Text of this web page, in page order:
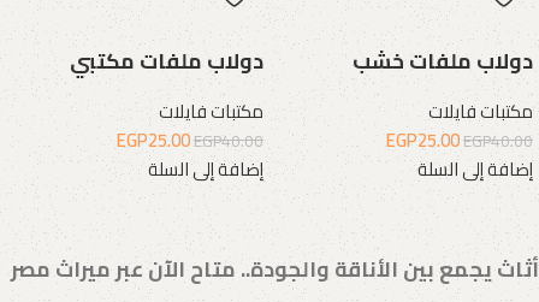
دولاب ملفات خشب
مكتبات فايلات
EGP40.00
EGP25.00
إضافة إلى السلة
دولاب ملفات مكتبي
مكتبات فايلات
EGP40.00
EGP25.00
إضافة إلى السلة
أثاث يجمع بين الأناقة والجودة.. متاح الآن عبر ميراث مصر